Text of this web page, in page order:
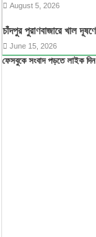
August 5, 2026
চাঁদপুর পুরাণবাজারে খাল
June 15, 2026
ফেসবুকে সংবাদ পড়তে লাইক দিন